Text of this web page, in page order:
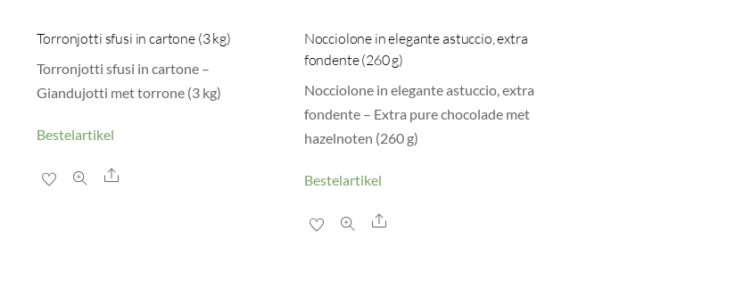
Torronjotti sfusi in cartone (3 kg)
Torronjotti sfusi in cartone –
Giandujotti met torrone (3 kg)
Bestelartikel
Share
Nocciolone in elegante astuccio, extra
fondente (260 g)
Nocciolone in elegante astuccio, extra
fondente – Extra pure chocolade met
hazelnoten (260 g)
Bestelartikel
Share